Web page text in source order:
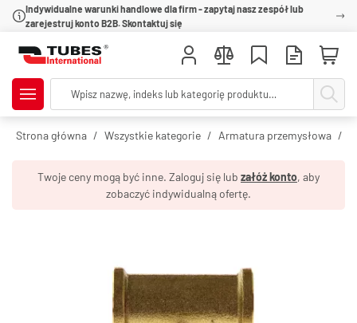
Indywidualne warunki handlowe dla firm - zapytaj nasz zespół lub
zarejestruj konto B2B. Skontaktuj się
Strona główna Wszystkie kategorie Armatura przemysłowa
Twoje ceny mogą być inne. Zaloguj się lub załóż konto, aby
zobaczyć indywidualną ofertę.